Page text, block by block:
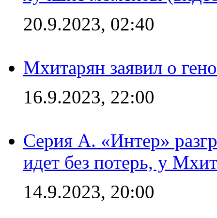
20.9.2023, 02:40
Мхитарян заявил о
16.9.2023, 22:00
Серия А. «Интер»
идет без потерь, у
14.9.2023, 20:00